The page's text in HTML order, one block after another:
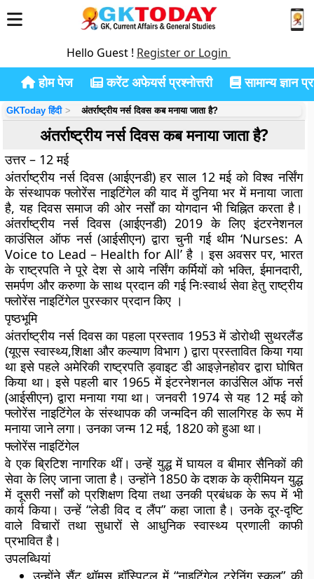
Hello Guest ! Register or Login
होम पेज करेंट अफेयर्स प्रश्नोत्तरी सामान्य ज्ञान
GKToday हिंदी अंतर्राष्ट्रीय नर्स दिवस कब मनाया जाता है?
अंतर्राष्ट्रीय नर्स दिवस कब मनाया जाता है?
उत्तर – 12 मई
अंतर्राष्ट्रीय नर्स दिवस (आईएनडी) हर साल 12 मई को विश्व नर्सिंग
के संस्थापक फ्लोरेंस नाइटिंगेल की याद में दुनिया भर में मनाया जाता
है, यह दिवस समाज की ओर नर्सों का योगदान भी चिह्नित करता है।
अंतर्राष्ट्रीय नर्स दिवस (आईएनडी) 2019 के लिए इंटरनेशनल
काउंसिल ऑफ नर्स (आईसीएन) द्वारा चुनी गई थीम ‘Nurses: A
Voice to Lead – Health for All’ है । इस अवसर पर, भारत
के राष्ट्रपति ने पूरे देश से आये नर्सिंग कर्मियों को भक्ति, ईमानदारी,
समर्पण और करुणा के साथ प्रदान की गई निःस्वार्थ सेवा हेतु राष्ट्रीय
फ्लोरेंस नाइटिंगेल पुरस्कार प्रदान किए ।
पृष्ठभूमि
अंतर्राष्ट्रीय नर्स दिवस का पहला प्रस्ताव 1953 में डोरोथी सुथरलैंड
(यूएस स्वास्थ्य,शिक्षा और कल्याण विभाग ) द्वारा प्रस्तावित किया गया
था इसे पहले अमेरिकी राष्ट्रपति ड्वाइट डी आइज़ेनहोवर द्वारा घोषित
किया था। इसे पहली बार 1965 में इंटरनेशनल काउंसिल ऑफ नर्स
(आईसीएन) द्वारा मनाया गया था। जनवरी 1974 से यह 12 मई को
फ्लोरेंस नाइटिंगेल के संस्थापक की जन्मदिन की सालगिरह के रूप में
मनाया जाने लगा। उनका जन्म 12 मई, 1820 को हुआ था।
फ्लोरेंस नाइटिंगेल
वे एक ब्रिटिश नागरिक थीं। उन्हें युद्ध में घायल व बीमार सैनिकों की
सेवा के लिए जाना जाता है। उन्होंने 1850 के दशक के क्रीमियन युद्ध
में दूसरी नर्सों को प्रशिक्षण दिया तथा उनकी प्रबंधक के रूप में भी
कार्य किया। उन्हें “लेडी विद द लैंप” कहा जाता है। उनके दूर-दृष्टि
वाले विचारों तथा सुधारों से आधुनिक स्वास्थ्य प्रणाली काफी
प्रभावित है।
उपलब्धियां
उन्होंने सैंट थॉमस हॉस्पिटल में “नाइटिंगेल ट्रेनिंग स्कूल” की